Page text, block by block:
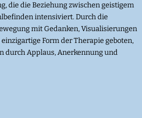
die die Beziehung zwischen geistigem
intensiviert. Durch die
mit Gedanken, Visualisierungen
Form der Therapie geboten,
durch Applaus, Anerkennung und